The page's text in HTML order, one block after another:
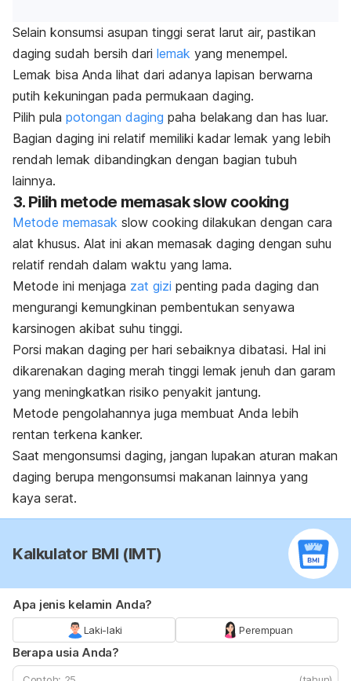
Selain konsumsi asupan tinggi serat larut air, pastikan
daging sudah bersih dari lemak yang menempel.
Lemak bisa Anda lihat dari adanya lapisan berwarna
putih kekuningan pada permukaan daging.
Pilih pula potongan daging paha belakang dan has luar.
Bagian daging ini relatif memiliki kadar lemak yang lebih
rendah lemak dibandingkan dengan bagian tubuh
lainnya.
3. Pilih metode memasakslow cooking
Metode memasak slow cooking dilakukan dengan cara
alat khusus. Alat ini akan memasak daging dengan suhu
relatif rendah dalam waktu yang lama.
Metode ini menjaga zat gizi penting pada daging dan
mengurangi kemungkinan pembentukan senyawa
karsinogen akibat suhu tinggi.
Porsi makan daging per hari sebaiknya dibatasi. Hal ini
dikarenakan daging merah tinggi lemak jenuh dan garam
yang meningkatkan risiko penyakit jantung.
Metode pengolahannya juga membuat Anda lebih
rentan terkena kanker.
Saat mengonsumsi daging, jangan lupakan aturan makan
daging berupa mengonsumsi makanan lainnya yang
kaya serat.
Kalkulator BMI (IMT)
Apa jenis kelamin Anda?
Laki-laki Perempuan
Berapa usia Anda?